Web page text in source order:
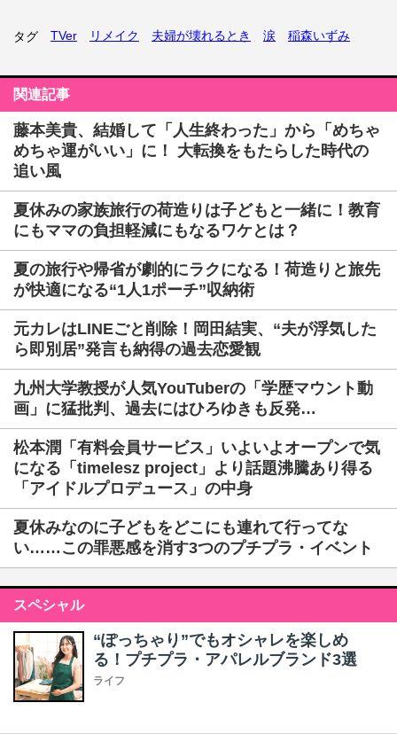
タグ TVer リメイク 夫婦が壊れるとき 涙 稲森いずみ
関連記事
藤本美貴、結婚して「人生終わった」から「めちゃ
めちゃ運がいい」に！ 大転換をもたらした時代の
追い風
夏休みの家族旅行の荷造りは子どもと一緒に！教育
にもママの負担軽減にもなるワケとは？
夏の旅行や帰省が劇的にラクになる！荷造りと旅先
が快適になる“1人1ポーチ”収納術
元カレはLINEごと削除！岡田結実、“夫が浮気した
ら即別居”発言も納得の過去恋愛観
九州大学教授が人気YouTuberの「学歴マウント動
画」に猛批判、過去にはひろゆきも反発…
松本潤「有料会員サービス」いよいよオープンで気
になる「timelesz project」より話題沸騰あり得る
「アイドルプロデュース」の中身
夏休みなのに子どもをどこにも連れて行ってな
い……この罪悪感を消す3つのプチプラ・イベント
スペシャル
“ぽっちゃり”でもオシャレを楽しめ
る！プチプラ・アパレルブランド3選
ライフ